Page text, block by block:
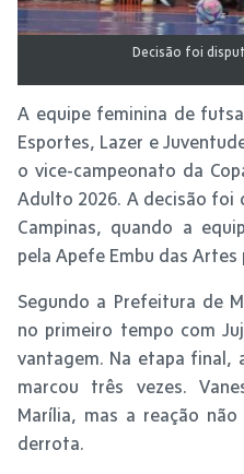
Decisão foi
A equipe feminina de
Esportes, Lazer e
o vice-campeonato da
Adulto 2026. A decisão foi
Campinas, quando a
pela Apefe Embu das Artes
Segundo a Prefeitura de
no primeiro tempo com
vantagem. Na etapa final,
marcou três vezes.
Marília, mas a reação
derrota.